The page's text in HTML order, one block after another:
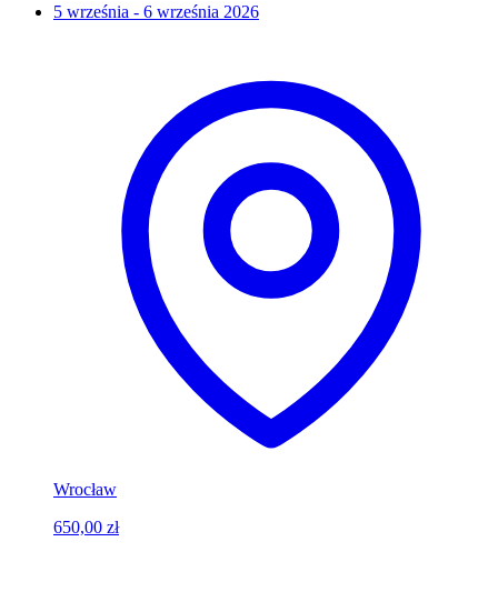
5 września - 6 września 2026
Wrocław
650,00 zł